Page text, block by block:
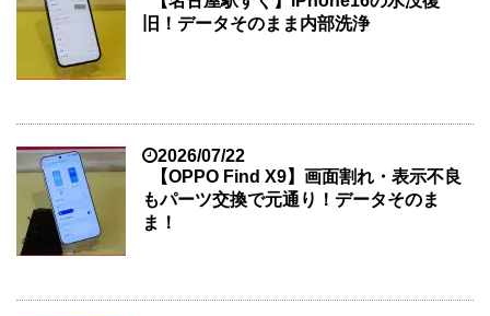
旧！データそのまま内部洗浄
2026/07/22
【OPPO Find X9】画面割れ・表示不良
もパーツ交換で元通り！データそのま
ま！